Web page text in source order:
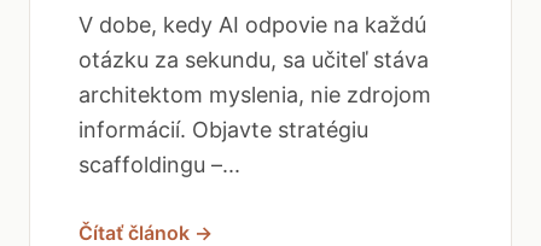
V dobe, kedy AI odpovie na každú
otázku za sekundu, sa učiteľ stáva
architektom myslenia, nie zdrojom
informácií. Objavte stratégiu
scaffoldingu –...
Čítať článok →